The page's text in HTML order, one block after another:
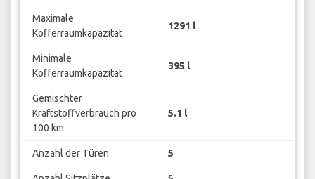
Maximale
Kofferraumkapazität
1291 l
Minimale
Kofferraumkapazität
395 l
Gemischter
Kraftstoffverbrauch pro
100 km
5.1 l
Anzahl der Türen 5